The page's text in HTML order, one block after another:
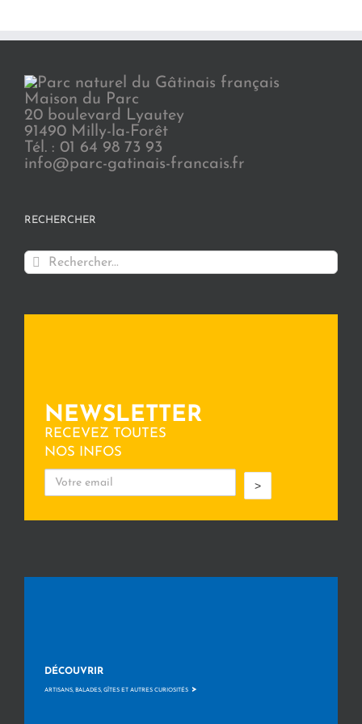
Maison du Parc
20 boulevard Lyautey
91490 Milly-la-Forêt
Tél. : 01 64 98 73 93
info@parc-gatinais-francais.fr
RECHERCHER
Rechercher:
NEWSLETTER
RECEVEZ TOUTES
NOS INFOS
>
DÉCOUVRIR
ARTISANS, BALADES, GÎTES ET AUTRES CURIOSITÉS >